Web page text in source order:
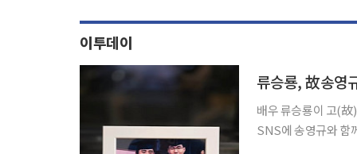
이투데이
류승룡, 故송영
배우 류승룡이 고(故) 송영
SNS에 송영규와 함